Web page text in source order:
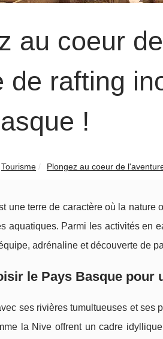
au coeur
de rafting
!
Tourisme Plongez au coeur de
une terre de caractère où la
aquatiques. Parmi les activités en
adrénaline et découverte de
le Pays Basque pour
ses rivières tumultueuses et
la Nive offrent un cadre